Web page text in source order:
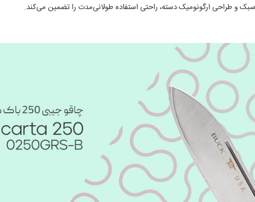
و طراحی ارگونومیک دسته، راحتی استفاده طولانی‌مدت را تضمین می‌کند.